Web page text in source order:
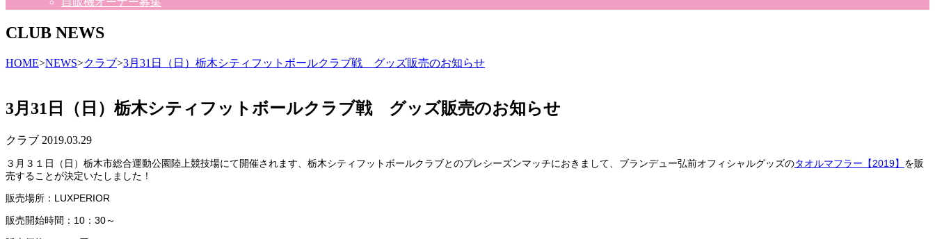
CLUB NEWS
HOME>NEWS>クラブ>3月31日（日）栃木シティフットボールクラブ戦 グッズ販売のお知らせ
3月31日（日）栃木シティフットボールクラブ戦 グッズ販売のお知らせ
クラブ 2019.03.29
３月３１日（日）栃木市総合運動公園陸上競技場にて開催されます、栃木シティフットボールクラブとのプレシーズンマッチにおきまして、ブランデュー弘前オフィシャルグッズのタオルマフラー【2019】 を販
売することが決定いたしました！
販売場所：LUXPERIOR
販売開始時間：10：30～